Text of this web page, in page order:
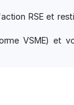
RSE et
VSME) et